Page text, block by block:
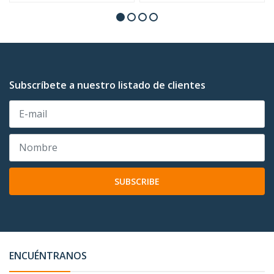
Subscríbete a nuestro listado de clientes
SUBSCRIBE
ENCUÉNTRANOS